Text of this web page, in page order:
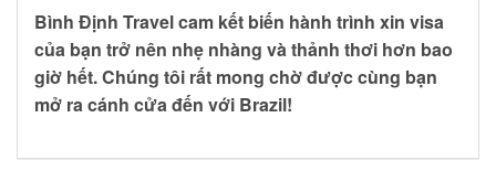
Bình Định Travel cam kết biến hành trình xin visa
của bạn trở nên nhẹ nhàng và thảnh thơi hơn bao
giờ hết. Chúng tôi rất mong chờ được cùng bạn
mở ra cánh cửa đến với Brazil!